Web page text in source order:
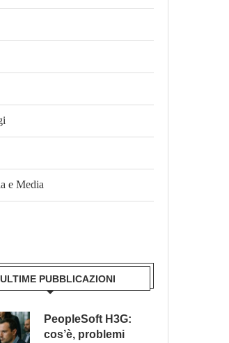
e Media
PUBBLICAZIONI
PeopleSoft H3G:
cos’è, problemi